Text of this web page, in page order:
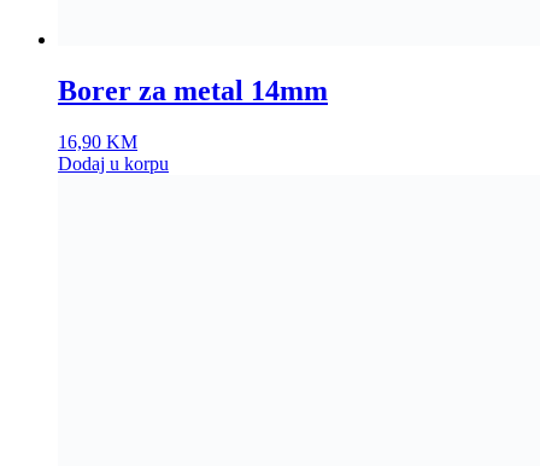
Borer za metal 14mm
16,90 KM
Dodaj u korpu